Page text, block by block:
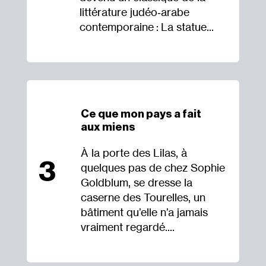
littérature judéo‐​arabe
contemporaine : La statue...
Ce que mon pays a fait
aux miens
À la porte des Lilas, à
quelques pas de chez Sophie
Goldblum, se dresse la
caserne des Tourelles, un
bâtiment qu’elle n’a jamais
vraiment regardé....
3